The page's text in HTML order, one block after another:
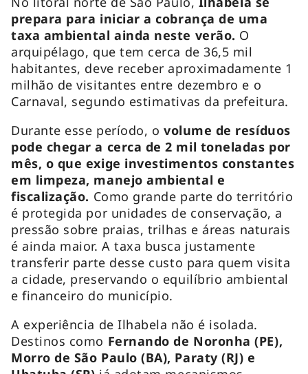
prepara para iniciar a cobrança de uma
taxa ambiental ainda neste verão. O
arquipélago, que tem cerca de 36,5 mil
habitantes, deve receber aproximadamente 1
milhão de visitantes entre dezembro e o
Carnaval, segundo estimativas da prefeitura.
Durante esse período, o volume de resíduos
pode chegar a cerca de 2 mil toneladas por
mês, o que exige investimentos constantes
em limpeza, manejo ambiental e
fiscalização. Como grande parte do território
é protegida por unidades de conservação, a
pressão sobre praias, trilhas e áreas naturais
é ainda maior. A taxa busca justamente
transferir parte desse custo para quem visita
a cidade, preservando o equilíbrio ambiental
e financeiro do município.
A experiência de Ilhabela não é isolada.
Destinos como Fernando de Noronha (PE),
Morro de São Paulo (BA), Paraty (RJ) e